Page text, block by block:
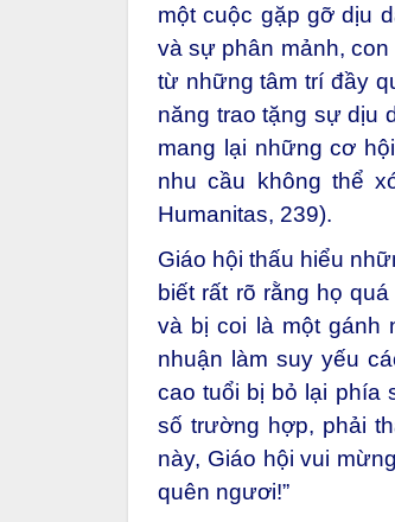
một cuộc gặp gỡ dịu
và sự phân mảnh,
từ những tâm trí đầy
năng trao tặng sự dịu
mang lại những cơ
nhu cầu không thể
Humanitas, 239).
Giáo hội thấu hiểu
biết rất rõ rằng họ
và bị coi là một gánh
nhuận làm suy yếu
cao tuổi bị bỏ lại phía
số trường hợp, phải
này, Giáo hội vui
quên ngươi!”